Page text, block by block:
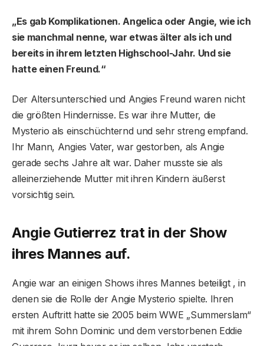
„Es gab Komplikationen. Angelica oder Angie, wie ich
sie manchmal nenne, war etwas älter als ich und
bereits in ihrem letzten Highschool-Jahr. Und sie
hatte einen Freund.“
Der Altersunterschied und Angies Freund waren nicht
die größten Hindernisse. Es war ihre Mutter, die
Mysterio als einschüchternd und sehr streng empfand.
Ihr Mann, Angies Vater, war gestorben, als Angie
gerade sechs Jahre alt war. Daher musste sie als
alleinerziehende Mutter mit ihren Kindern äußerst
vorsichtig sein.
Angie Gutierrez trat in der Show
ihres Mannes auf.
Angie war an einigen Shows ihres Mannes beteiligt , in
denen sie die Rolle der Angie Mysterio spielte. Ihren
ersten Auftritt hatte sie 2005 beim WWE „Summerslam“
mit ihrem Sohn Dominic und dem verstorbenen Eddie